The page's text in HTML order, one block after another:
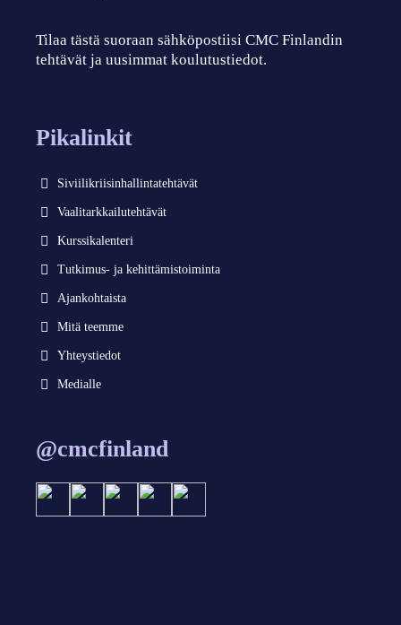
Tilaa tästä suoraan sähköpostiisi CMC Finlandin
tehtävät ja uusimmat koulutustiedot.
Pikalinkit
Siviilikriisinhallintatehtävät
Vaalitarkkailutehtävät
Kurssikalenteri
Tutkimus- ja kehittämistoiminta
Ajankohtaista
Mitä teemme
Yhteystiedot
Medialle
@cmcfinland